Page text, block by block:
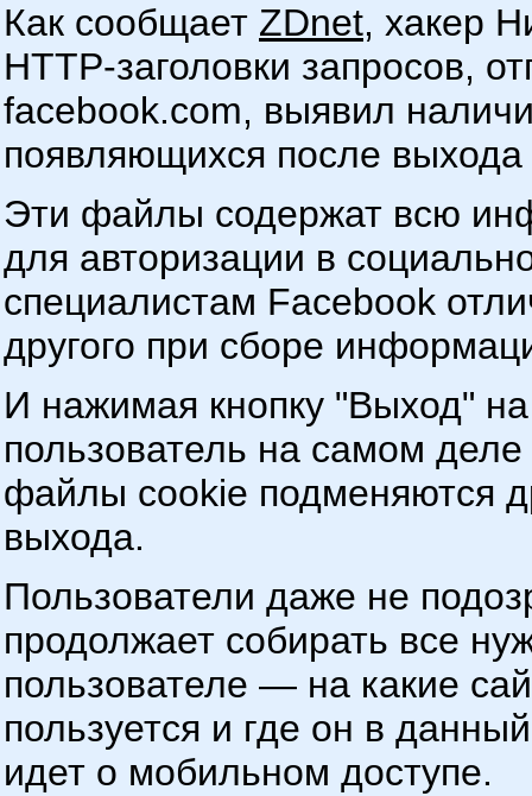
Как сообщает ZDnet, хакер
HTTP-заголовки запросов,
facebook.com, выявил
появляющихся после
Эти файлы содержат всю
для авторизации в
специалистам Facebook
другого при сборе
И нажимая кнопку "Выход"
пользователь на самом
файлы cookie подменяются
выхода.
Пользователи даже не
продолжает собирать все
пользователе — на какие
пользуется и где он в
идет о мобильном доступе.